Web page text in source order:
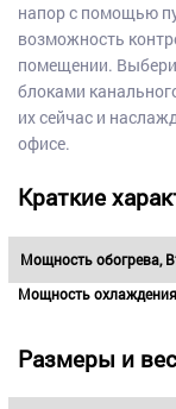
напор с помощью
возможность
помещении.
блоками
их сейчас и
офисе.
Краткие
Мощность обогрева,
Мощность
Размеры и вес